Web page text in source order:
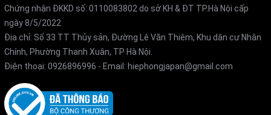
Hỗ trợ điều khiển từ xa qua điện thoại thông minh, giúp
bạn dễ dàng kiểm soát và tối ưu hiệu suất hoạt động của
máy.
Điều khiển từ xa tiện lợi
Chứng nhận ĐKKD số: 0110083802 do sở KH & ĐT TP.Hà Nội cấp
ngày 8/5/2022
Địa chỉ: Số 33 TT Thủy sản, Đường Lê Văn Thiêm, Khu dân cư Nhân
Chính, Phường Thanh Xuân, TP Hà Nội.
Điện thoại: 0926896996 - Email: hiephongjapan@gmail.com